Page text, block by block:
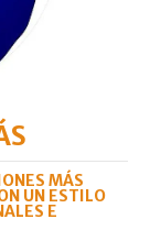
MÁS
UN ESTILO
E